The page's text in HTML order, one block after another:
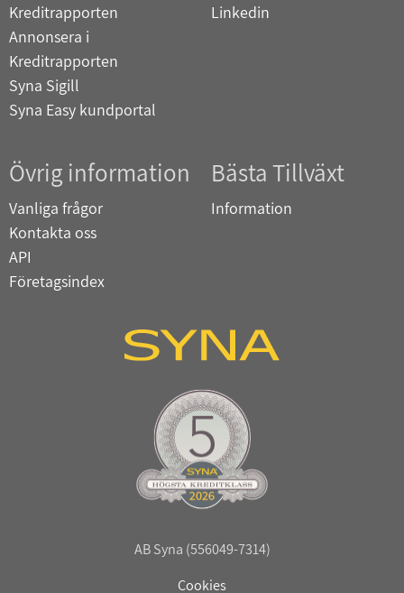
Kreditrapporten
Annonsera i
Kreditrapporten
Syna Sigill
Syna Easy kundportal
Linkedin
Övrig information
Vanliga frågor
Kontakta oss
API
Företagsindex
Bästa Tillväxt
Information
AB Syna (556049-7314)
Cookies